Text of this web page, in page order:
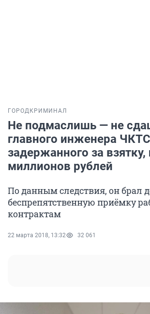
ГОРОД КРИМИНАЛ
Не подмаслишь — не
главного инженера
задержанного за
миллионов рублей
По данным следствия, он брал
беспрепятственную приёмку
контрактам
22 марта 2018, 13:32 32 061